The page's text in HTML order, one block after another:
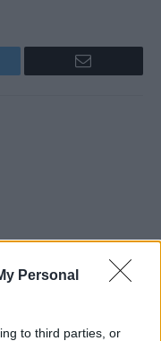
Personal
to third parties, or
Email